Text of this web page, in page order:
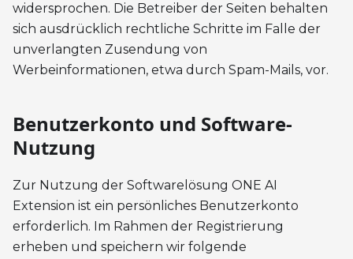
widersprochen. Die Betreiber der Seiten behalten
sich ausdrücklich rechtliche Schritte im Falle der
unverlangten Zusendung von
Werbeinformationen, etwa durch Spam-Mails, vor.
Benutzerkonto und Software-
Nutzung
Zur Nutzung der Softwarelösung ONE AI
Extension ist ein persönliches Benutzerkonto
erforderlich. Im Rahmen der Registrierung
erheben und speichern wir folgende